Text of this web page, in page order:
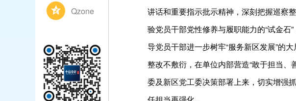
Qzone
讲话和重要指示批示精神，深刻把握巡察
验党员干部党性修养与履职能力的“试金
导党员干部进一步树牢“服务新区发展”的
整改不敷衍，在单位内部营造“敢于担当
委及新区党工委决策部署上来，切实增强